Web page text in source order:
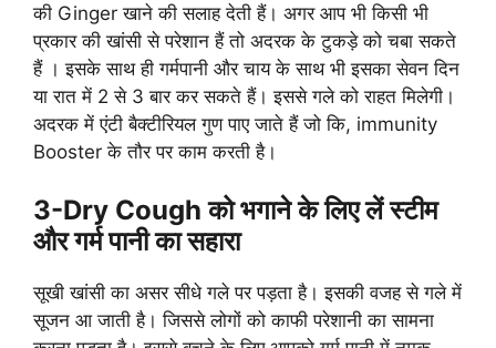
की Ginger खाने की सलाह देती हैं। अगर आप भी किसी भी
प्रकार की खांसी से परेशान हैं तो अदरक के टुकड़े को चबा सकते
हैं । इसके साथ ही गर्मपानी और चाय के साथ भी इसका सेवन दिन
या रात में 2 से 3 बार कर सकते हैं। इससे गले को राहत मिलेगी।
अदरक में एंटी बैक्टीरियल गुण पाए जाते हैं जो कि, immunity
Booster के तौर पर काम करती है।
3-Dry Cough को भगाने के लिए लें स्टीम
और गर्म पानी का सहारा
सूखी खांसी का असर सीधे गले पर पड़ता है। इसकी वजह से गले में
सूजन आ जाती है। जिससे लोगों को काफी परेशानी का सामना